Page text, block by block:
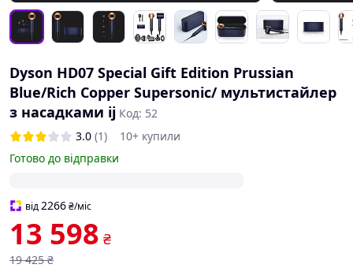
Dyson HD07 Special Gift Edition Prussian
Blue/Rich Copper Supersonic/ мультистайлер
з насадками ij Код: 52
3.0 (1)
10+ купили
Готово до відправки
від2266₴/міс
13 598 ₴
19 425 ₴